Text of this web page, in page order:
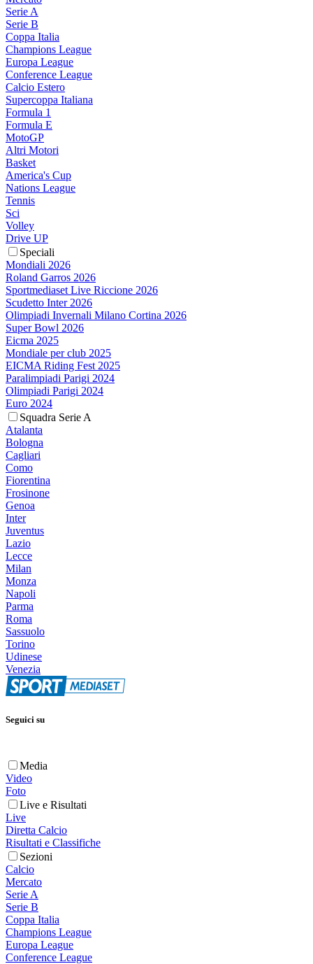
Serie A
Serie B
Coppa Italia
Champions League
Europa League
Conference League
Calcio Estero
Supercoppa Italiana
Formula 1
Formula E
MotoGP
Altri Motori
Basket
America's Cup
Nations League
Tennis
Sci
Volley
Drive UP
Speciali
Mondiali 2026
Roland Garros 2026
Sportmediaset Live Riccione 2026
Scudetto Inter 2026
Olimpiadi Invernali Milano Cortina 2026
Super Bowl 2026
Eicma 2025
Mondiale per club 2025
EICMA Riding Fest 2025
Paralimpiadi Parigi 2024
Olimpiadi Parigi 2024
Euro 2024
Squadra Serie A
Atalanta
Bologna
Cagliari
Como
Fiorentina
Frosinone
Genoa
Inter
Juventus
Lazio
Lecce
Milan
Monza
Napoli
Parma
Roma
Sassuolo
Torino
Udinese
Venezia
Seguici su
Media
Video
Foto
Live e Risultati
Live
Diretta Calcio
Risultati e Classifiche
Sezioni
Calcio
Mercato
Serie A
Serie B
Coppa Italia
Champions League
Europa League
Conference League